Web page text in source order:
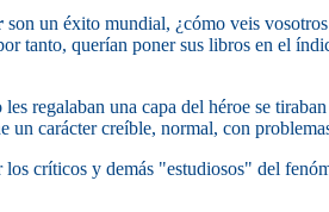
son un éxito mundial, ¿cómo veis
tanto, querían poner sus libros en el
regalaban una capa del héroe se
carácter creíble, normal, con
críticos y demás "estudiosos" del